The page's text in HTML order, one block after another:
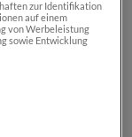
Thomas
zur Identifikation
auf einem
von Werbeleistung
sowie Entwicklung